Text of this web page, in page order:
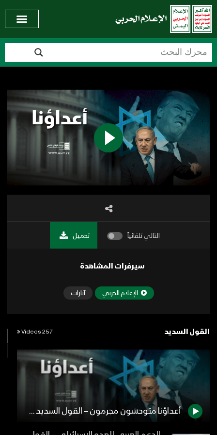
التالي تلقائياً تحميل
سيرفرات المشاهدة
الإعلام الحربي آبارات
القول السديد 257 Videos
أعداؤنا متوحشون مجرمون – القول السديد 1446هـ